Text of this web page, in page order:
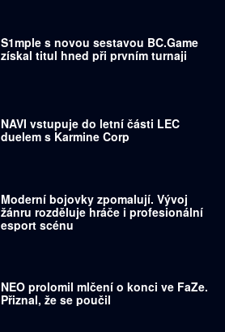
S1mple s novou sestavou BC.Game
získal titul hned při prvním turnaji
NAVI vstupuje do letní části LEC
duelem s Karmine Corp
Moderní bojovky zpomalují. Vývoj
žánru rozděluje hráče i profesionální
esport scénu
NEO prolomil mlčení o konci ve FaZe.
Přiznal, že se poučil